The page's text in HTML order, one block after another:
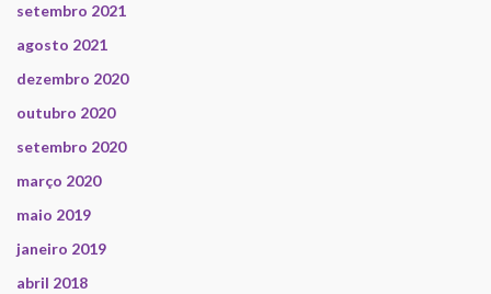
setembro 2021
agosto 2021
dezembro 2020
outubro 2020
setembro 2020
março 2020
maio 2019
janeiro 2019
abril 2018